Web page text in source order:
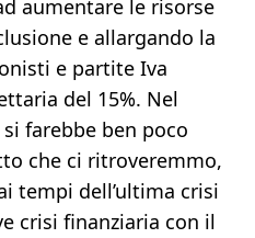
aumentare le risorse
e allargando la
e partite Iva
del 15%. Nel
si farebbe ben poco
che ci ritroveremmo,
tempi dell’ultima crisi
crisi finanziaria con il